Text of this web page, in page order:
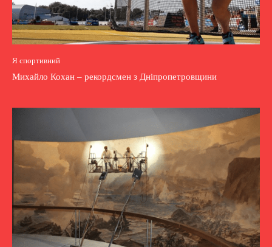
Я спортивний
Михайло Кохан – рекордсмен з Дніпропетровщини